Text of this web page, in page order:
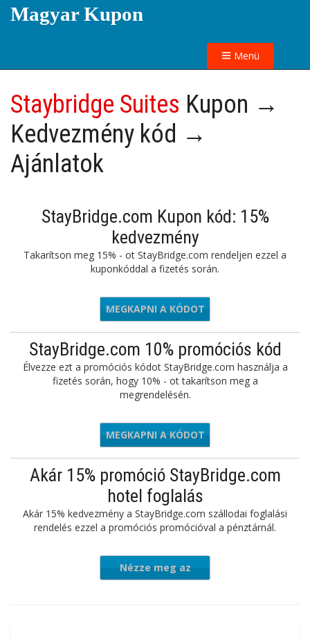
Magyar Kupon
Menü
Staybridge Suites Kupon →
Kedvezmény kód →
Ajánlatok
StayBridge.com Kupon kód: 15%
kedvezmény
Takarítson meg 15% - ot StayBridge.com rendeljen ezzel a
kuponkóddal a fizetés során.
86DP6
MEGKAPNI A KÓDOT
StayBridge.com 10% promóciós kód
Élvezze ezt a promóciós kódot StayBridge.com használja a
fizetés során, hogy 10% - ot takarítson meg a
megrendelésén.
BUYMORE
MEGKAPNI A KÓDOT
Akár 15% promóció StayBridge.com
hotel foglalás
Akár 15% kedvezmény a StayBridge.com szállodai foglalási
rendelés ezzel a promóciós promócióval a pénztárnál.
Nézze meg az